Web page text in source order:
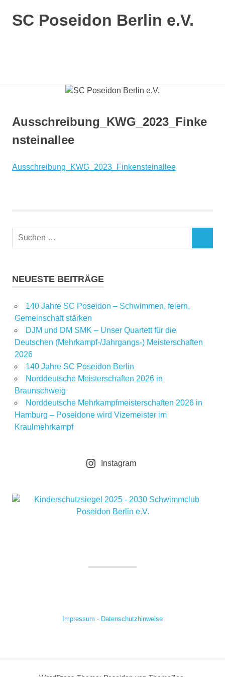
SC Poseidon Berlin e.V.
Ausschreibung_KWG_2023_Finke
nsteinallee
Ausschreibung_KWG_2023_Finkensteinallee
NEUESTE BEITRÄGE
140 Jahre SC Poseidon – Schwimmen, feiern,
Gemeinschaft stärken
DJM und DM SMK – Unser Quartett für die
Deutschen (Mehrkampf-/Jahrgangs-) Meisterschaften
2026
140 Jahre SC Poseidon Berlin
Norddeutsche Meisterschaften 2026 in
Braunschweig
Norddeutsche Mehrkampfmeisterschaften 2026 in
Hamburg – Poseidone wird Vizemeister im
Kraulmehrkampf
Instagram
Impressum · Datenschutzhinweise